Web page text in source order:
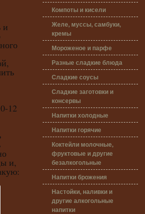
и
12
и,
Компоты и кисели
Желе, муссы, самбуки,
кремы
Мороженое и парфе
Разные сладкие блюда
Сладкие соусы
Сладкие заготовки и
консервы
Напитки холодные
Напитки горячие
Коктейли молочные,
фруктовые и другие
безалкогольные
Напитки брожения
Настойки, наливки и
другие алкогольные
напитки